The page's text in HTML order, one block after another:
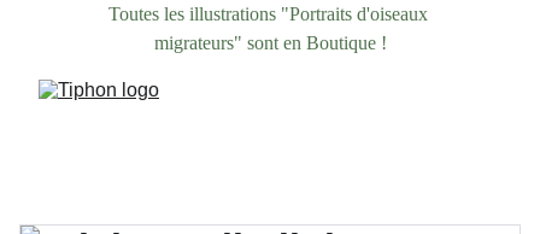
Toutes les illustrations "Portraits d'oiseaux
migrateurs" sont en Boutique !